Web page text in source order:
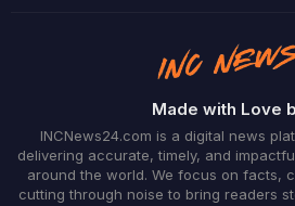
Made with Love
INCNews24.com is a digital news
delivering accurate, timely, and
around the world. We focus on facts,
cutting through noise to bring readers